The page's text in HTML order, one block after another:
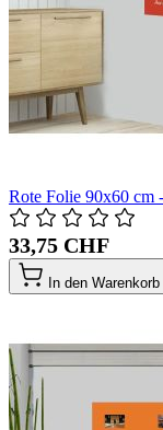
Rote Folie 90x60 cm
33,75 CHF
In den Warenkorb